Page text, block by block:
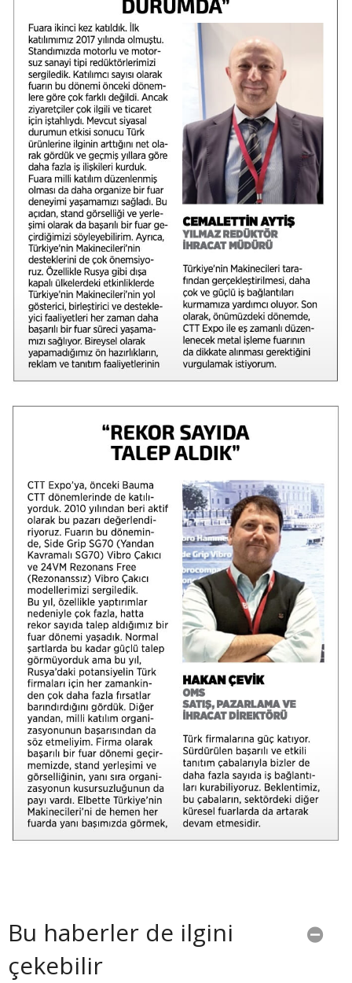
Bu haberler de ilgini
çekebilir